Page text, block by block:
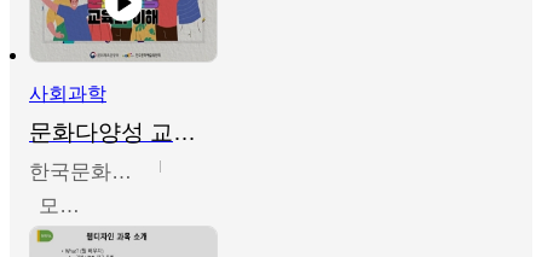
사회과학
문화다양성 교육의 이해
한국문화예술교육진흥원
모경환,성상환,정문성